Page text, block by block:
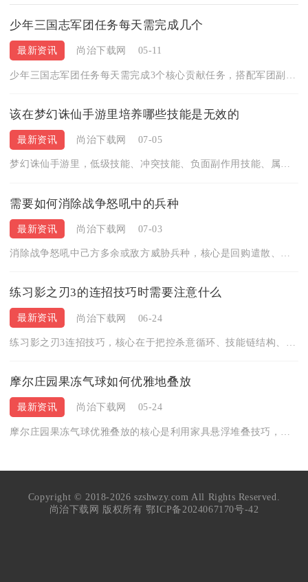
少年三国志军团任务每天需完成几个
最新资讯 尚治下载网 05-11
该在梦幻诛仙手游里培养哪些技能是无效的
最新资讯 尚治下载网 07-05
梦幻诛仙手游里，低级技能、冲突技能、负面副作用技能、属性吸收...
需要如何消除战争怒吼中的兵种
最新资讯 尚治下载网 07-03
消除战争怒吼中己方多余或敌方威胁兵种，核心是回购遣散、克制击...
练习影之刃3的连招技巧时需要注意什么
最新资讯 尚治下载网 06-24
摩尔庄园果冻气球如何优雅地叠放
最新资讯 尚治下载网 05-24
Copyright © 2018-2026 szshwzy.com All Rights Reserved.
尚治下载网 版权所有鄂ICP备2024067170号-42